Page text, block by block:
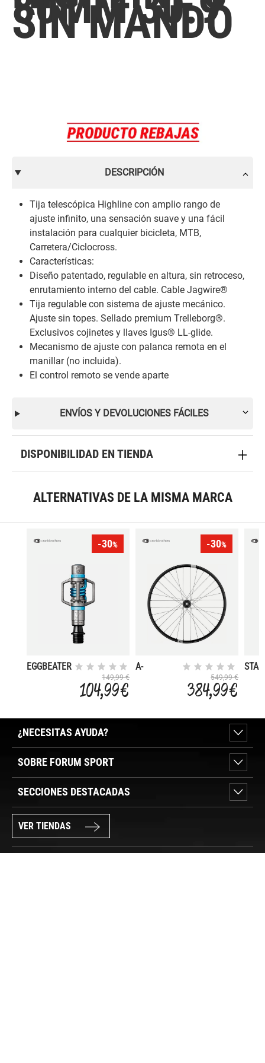
SIN MANDO
DESCRIPCIÓN
Tija telescópica Highline con amplio rango de
ajuste infinito, una sensación suave y una fácil
instalación para cualquier bicicleta, MTB,
Carretera/Ciclocross.
Características:
Diseño patentado, regulable en altura, sin retroceso,
enrutamiento interno del cable. Cable Jagwire®
Tija regulable con sistema de ajuste mecánico.
Ajuste sin topes. Sellado premium Trelleborg®.
Exclusivos cojinetes y llaves Igus® LL-glide.
Mecanismo de ajuste con palanca remota en el
manillar (no incluida).
El control remoto se vende aparte
ENVÍOS Y DEVOLUCIONES FÁCILES
DISPONIBILIDAD EN TIENDA
ALTERNATIVAS DE LA MISMA MARCA
-30%
EGGBEATER
149,99 €
104,99 €
-30%
A-
I9
549,99 €
384,99 €
¿NECESITAS AYUDA?
SOBRE FORUM SPORT
SECCIONES DESTACADAS
VER TIENDAS